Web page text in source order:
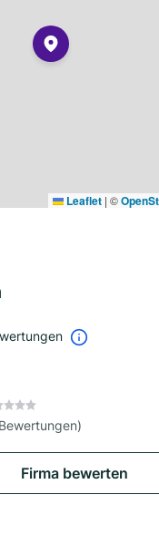
Leaflet | ©
Firma bewerten